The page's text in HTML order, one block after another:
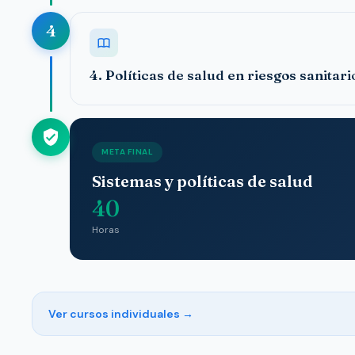
4
4. Políticas de salud en riesgos
META FINAL
Sistemas y políticas de salud
40
Horas
Ver cursos individuales →